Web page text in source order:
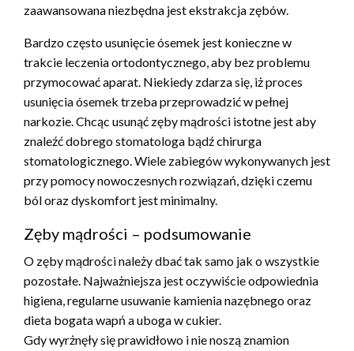
zaawansowana niezbędna jest ekstrakcja zębów.
Bardzo często usunięcie ósemek jest konieczne w
trakcie leczenia ortodontycznego, aby bez problemu
przymocować aparat. Niekiedy zdarza się, iż proces
usunięcia ósemek trzeba przeprowadzić w pełnej
narkozie. Chcąc usunąć zęby mądrości istotne jest aby
znaleźć dobrego stomatologa bądź chirurga
stomatologicznego. Wiele zabiegów wykonywanych jest
przy pomocy nowoczesnych rozwiązań, dzięki czemu
ból oraz dyskomfort jest minimalny.
Zęby mądrości – podsumowanie
O zęby mądrości należy dbać tak samo jak o wszystkie
pozostałe. Najważniejsza jest oczywiście odpowiednia
higiena, regularne usuwanie kamienia nazębnego oraz
dieta bogata wapń a uboga w cukier.
Gdy wyrżnęły się prawidłowo i nie noszą znamion